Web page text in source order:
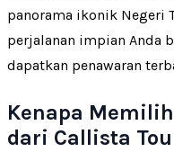
panorama ikonik Negeri
perjalanan impian Anda
dapatkan penawaran
Kenapa
dari Callista